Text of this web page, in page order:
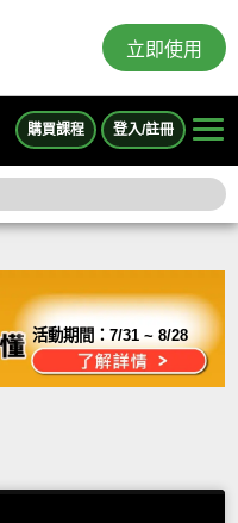
立即使用
購買課程 登入/註冊
活動期間：7/31 ~ 8/28